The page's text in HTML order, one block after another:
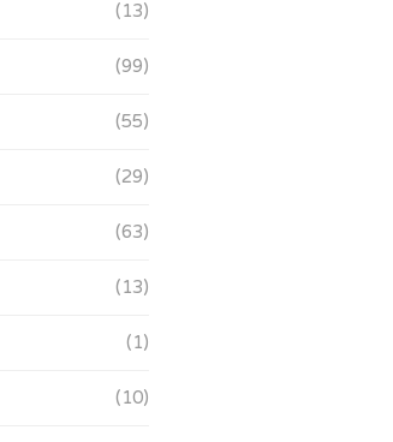
(13)
(99)
(55)
(29)
(63)
(13)
(1)
(10)